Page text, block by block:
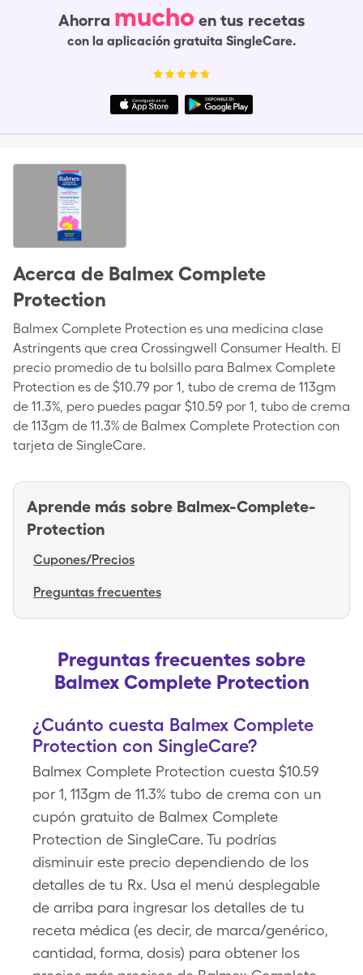
Ahorra mucho en tus recetas
con la aplicación gratuita SingleCare.
Acerca de Balmex Complete
Protection
Balmex Complete Protection es una medicina clase
Astringents que crea Crossingwell Consumer Health. El
precio promedio de tu bolsillo para Balmex Complete
Protection es de $10.79 por 1, tubo de crema de 113gm
de 11.3%, pero puedes pagar $10.59 por 1, tubo de crema
de 113gm de 11.3% de Balmex Complete Protection con
tarjeta de SingleCare.
Aprende más sobre Balmex-Complete-
Protection
Cupones/Precios
Preguntas frecuentes
Preguntas frecuentes sobre
Balmex Complete Protection
¿Cuánto cuesta Balmex Complete
Protection con SingleCare?
Balmex Complete Protection cuesta $10.59
por 1, 113gm de 11.3% tubo de crema con un
cupón gratuito de Balmex Complete
Protection de SingleCare. Tu podrías
disminuir este precio dependiendo de los
detalles de tu Rx. Usa el menú desplegable
de arriba para ingresar los detalles de tu
receta médica (es decir, de marca/genérico,
cantidad, forma, dosis) para obtener los